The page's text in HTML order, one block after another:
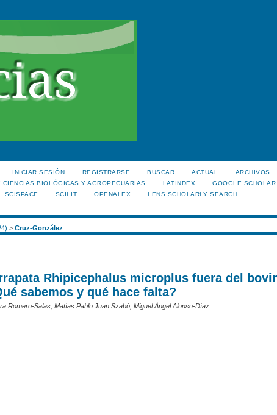
INICIAR SESIÓN REGISTRARSE BUSCAR ACTUAL
ARCHIVOS
CIENCIAS BIOLÓGICAS Y AGROPECUARIAS LATINDEX
GOOGLE SCHOLAR
SCISPACE SCILIT OPENALEX
LENS SCHOLARLY SEARCH
>Cruz-González
Rhipicephalus microplus fuera del
sabemos y qué hace falta?
Romero-Salas, Matías Pablo Juan Szabó, Miguel Ángel Alonso-Díaz